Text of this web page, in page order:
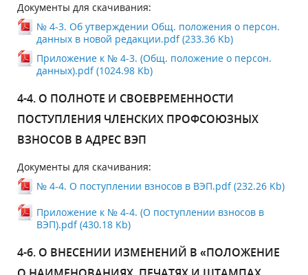
Документы для скачивания:
№ 4-3. Об утверждении Общ. положения о персон.
данных в новой редакции.pdf (233.36 Kb)
Приложение к № 4-3. (Общ. положение о персон.
данных).pdf (1024.98 Kb)
4-4. О ПОЛНОТЕ И СВОЕВРЕМЕННОСТИ
ПОСТУПЛЕНИЯ ЧЛЕНСКИХ ПРОФСОЮЗНЫХ
ВЗНОСОВ В АДРЕС ВЭП
Документы для скачивания:
№ 4-4. О поступлении взносов в ВЭП.pdf (232.26 Kb)
Приложение к № 4-4. (О поступлении взносов в
ВЭП).pdf (430.18 Kb)
4-6. О ВНЕСЕНИИ ИЗМЕНЕНИЙ В «ПОЛОЖЕНИЕ